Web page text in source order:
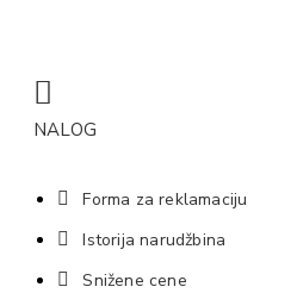
NALOG
Forma za reklamaciju
Istorija narudžbina
Snižene cene